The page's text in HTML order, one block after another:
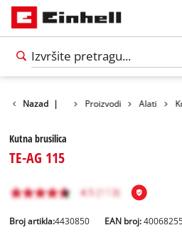
Nazad | Proizvodi Alati
Kutna brusilica
TE-AG 115
Broj artikla:4430850 EAN broj: